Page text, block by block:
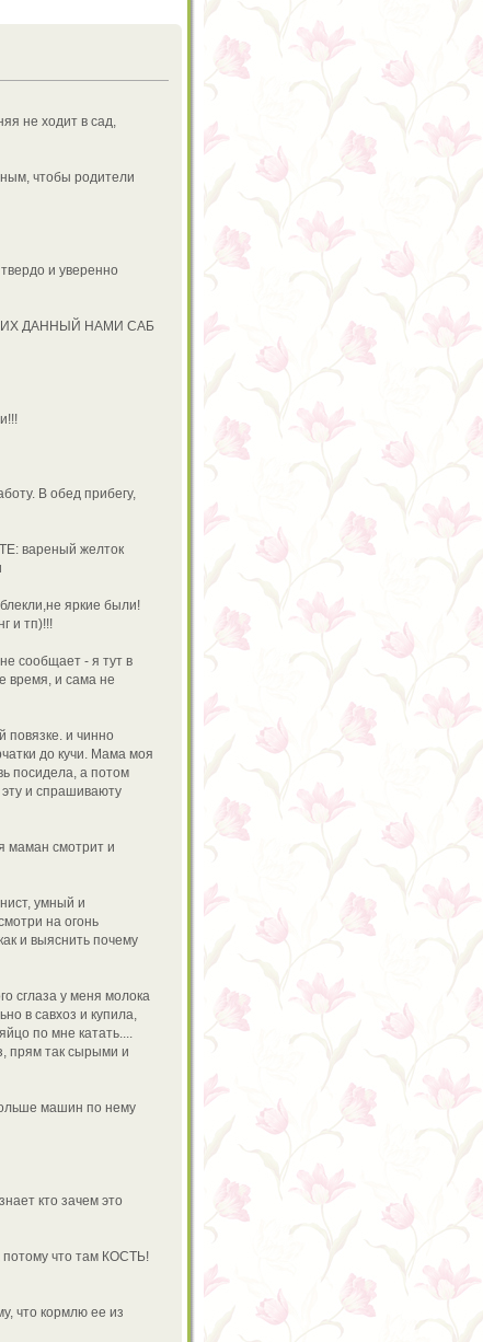
не ходит в сад,
чтобы родители
и уверенно
ДАННЫЙ НАМИ САБ
В обед прибегу,
вареный желток
яркие были!
и тп)!!!
сообщает - я тут в
время, и сама не
повязке. и чинно
до кучи. Мама моя
посидела, а потом
и спрашиваюту
маман смотрит и
умный и
на огонь
и выяснить почему
сглаза у меня молока
в савхоз и купила,
по мне катать....
прям так сырыми и
машин по нему
кто зачем это
потому что там КОСТЬ!
что кормлю ее из